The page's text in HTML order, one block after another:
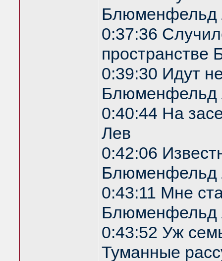
Блюменфельд
0:37:36
0:39:30 Идут
Блюменфельд
0:40:44 На
Лев
0:42:06
Блюменфельд
0:43:11 Мне
Блюменфельд
0:43:52 Уж
Туманные